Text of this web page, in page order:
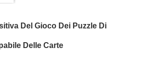
Del Gioco Dei Puzzle Di
Delle Carte